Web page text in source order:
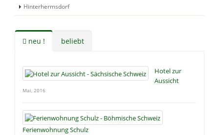
Hinterhermsdorf
neu ! beliebt
Hotel zur
Aussicht
Mai, 2016
Ferienwohnung Schulz